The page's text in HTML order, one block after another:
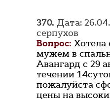
370. Дата:
серпухов
Вопрос: Хотела
мужем в
Авангард с 29
течении
пожалуйста
цены на